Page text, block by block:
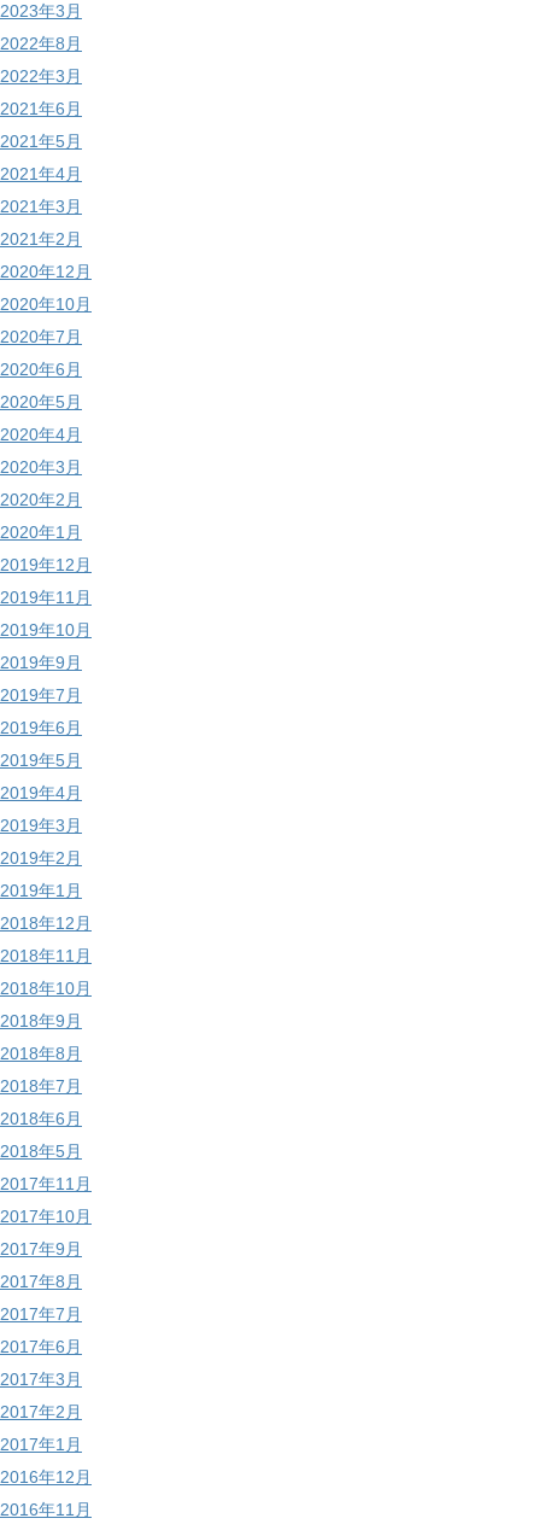
2023年3月
2022年8月
2022年3月
2021年6月
2021年5月
2021年4月
2021年3月
2021年2月
2020年12月
2020年10月
2020年7月
2020年6月
2020年5月
2020年4月
2020年3月
2020年2月
2020年1月
2019年12月
2019年11月
2019年10月
2019年9月
2019年7月
2019年6月
2019年5月
2019年4月
2019年3月
2019年2月
2019年1月
2018年12月
2018年11月
2018年10月
2018年9月
2018年8月
2018年7月
2018年6月
2018年5月
2017年11月
2017年10月
2017年9月
2017年8月
2017年7月
2017年6月
2017年3月
2017年2月
2017年1月
2016年12月
2016年11月